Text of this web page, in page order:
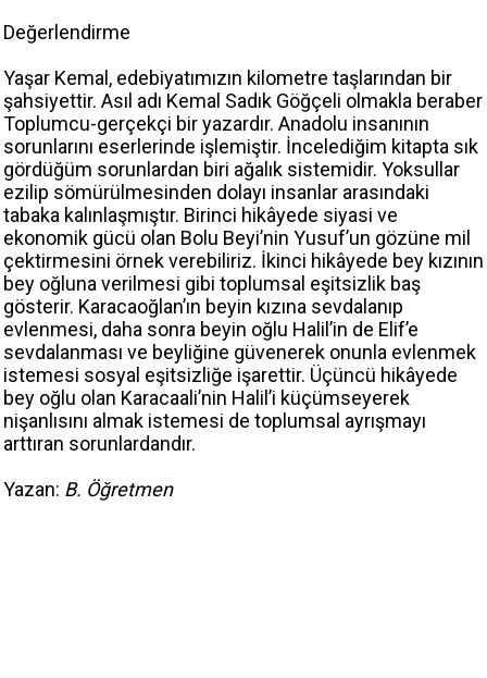
Değerlendirme
Yaşar Kemal, edebiyatımızın kilometre taşlarından bir
şahsiyettir. Asıl adı Kemal Sadık Göğçeli olmakla beraber
Toplumcu-gerçekçi bir yazardır. Anadolu insanının
sorunlarını eserlerinde işlemiştir. İncelediğim kitapta sık
gördüğüm sorunlardan biri ağalık sistemidir. Yoksullar
ezilip sömürülmesinden dolayı insanlar arasındaki
tabaka kalınlaşmıştır. Birinci hikâyede siyasi ve
ekonomik gücü olan Bolu Beyi’nin Yusuf’un gözüne mil
çektirmesini örnek verebiliriz. İkinci hikâyede bey kızının
bey oğluna verilmesi gibi toplumsal eşitsizlik baş
gösterir. Karacaoğlan’ın beyin kızına sevdalanıp
evlenmesi, daha sonra beyin oğlu Halil’in de Elif’e
sevdalanması ve beyliğine güvenerek onunla evlenmek
istemesi sosyal eşitsizliğe işarettir. Üçüncü hikâyede
bey oğlu olan Karacaali’nin Halil’i küçümseyerek
nişanlısını almak istemesi de toplumsal ayrışmayı
arttıran sorunlardandır.
Yazan: B. Öğretmen